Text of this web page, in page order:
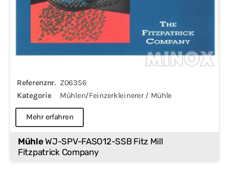
Referenznr. Z06356
Kategorie
Mühlen/Feinzerkleinerer / Mühle
Mehr erfahren
MühleWJ-SPV-FASO12-SSB Fitz Mill
Fitzpatrick Company